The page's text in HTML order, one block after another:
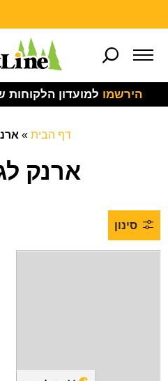
הירשמו למועדון
דף הבית »
ארנק
סינון